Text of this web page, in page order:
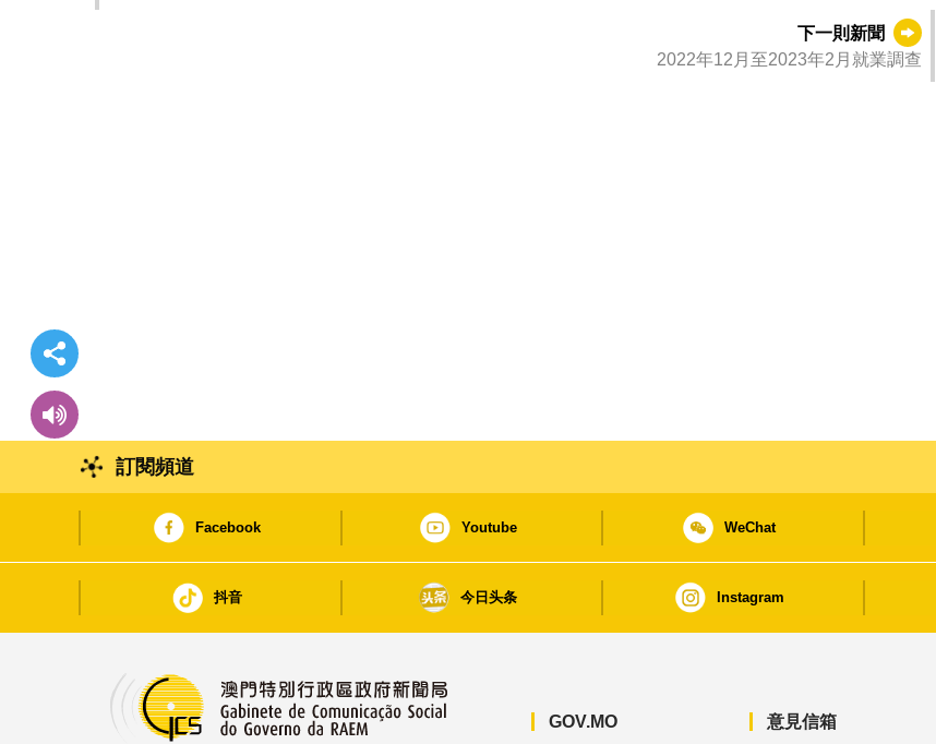
下一則新聞
2022年12月至2023年2月就業調查
訂閱頻道
Facebook Youtube WeChat
抖音 今日头条 Instagram
GOV.MO 意見信箱